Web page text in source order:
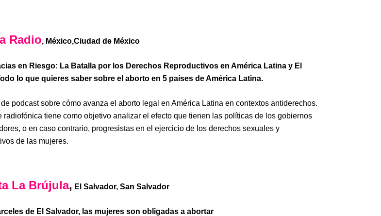
Radio, México,Ciudad de México
en Riesgo: La Batalla por los Derechos Reproductivos en América Latina y El
lo que quieres saber sobre el aborto en 5 países de América Latina.
podcast sobre cómo avanza el aborto legal en América Latina en contextos antiderechos.
radiofónica tiene como objetivo analizar el efecto que tienen las políticas de los gobiernos
o en caso contrario, progresistas en el ejercicio de los derechos sexuales y
de las mujeres.
La Brújula, El Salvador, San Salvador
de El Salvador, las mujeres son obligadas a abortar